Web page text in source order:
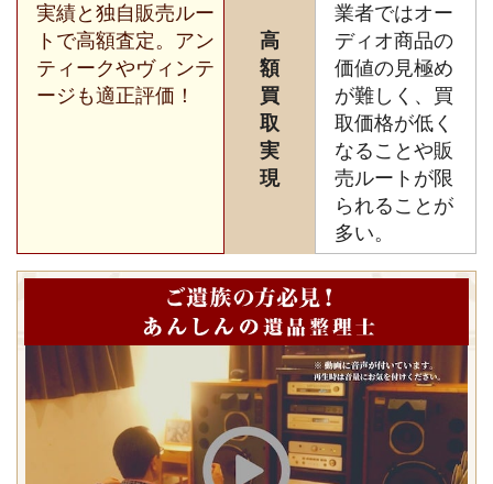
実績と独自販売ルー
トで高額査定。アン
ティークやヴィンテ
ージも適正評価！
高
額
買
取
実
現
業者ではオー
ディオ商品の
価値の見極め
が難しく、買
取価格が低く
なることや販
売ルートが限
られることが
多い。